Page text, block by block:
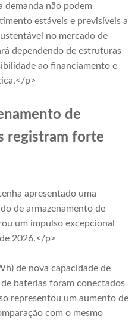
demanda não podem
estáveis ​​e previsíveis a
no mercado de
dependendo de estruturas
ao financiamento e
p>
de
registram forte
apresentado uma
de armazenamento de
um impulso excepcional
2026.</p>
de nova capacidade de
baterias foram conectados
representou um aumento de
com o mesmo